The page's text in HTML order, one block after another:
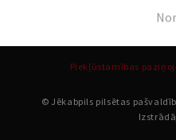
Piekļūstamības
© Jēkabpils pilsētas